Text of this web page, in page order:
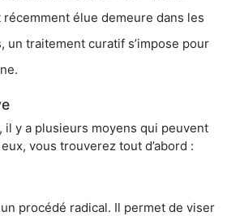
élue demeure dans les
un traitement curatif s’impose pour
, il y a plusieurs moyens qui peuvent
vous trouverez tout d’abord :
procédé radical. Il permet de viser